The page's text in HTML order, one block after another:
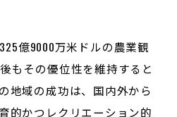
億9000万米ドルの農業観
もその優位性を維持すると
地域の成功は、国内外から
的かつレクリエーション的